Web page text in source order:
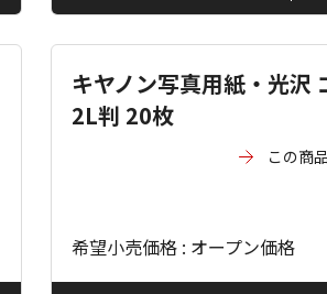
キヤノン写真用紙・光沢
2L判 20枚
この商
希望小売価格 : オープン価格